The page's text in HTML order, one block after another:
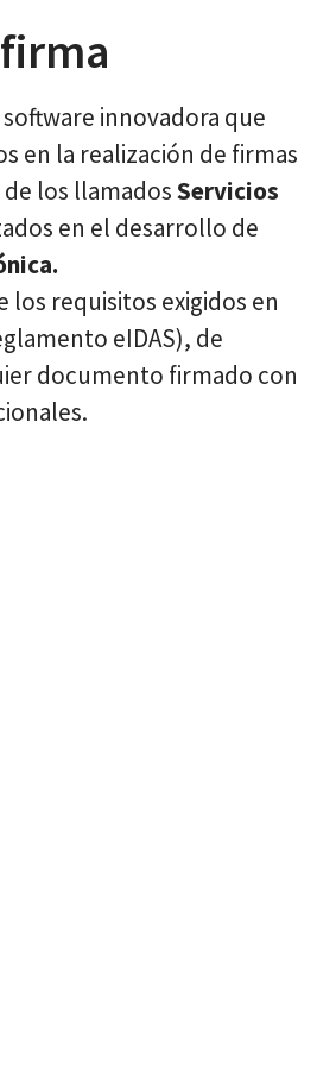
innovadora que
en la realización de firmas
los llamadosServicios
en el desarrollo de
requisitos exigidos en
eIDAS), de
documento firmado con